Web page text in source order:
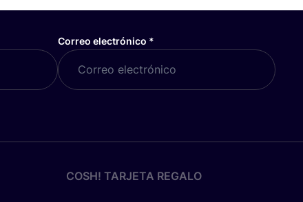
Correo electrónico *
COSH! TARJETA REGALO